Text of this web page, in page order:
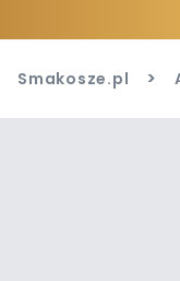
Smakosze.pl >